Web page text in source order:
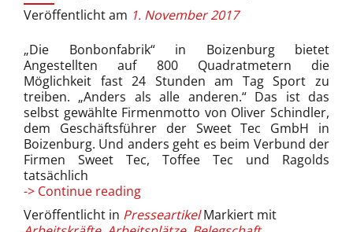
Veröffentlicht am 1. November 2017
„Die Bonbonfabrik“ in Boizenburg bietet
Angestellten auf 800 Quadratmetern die
Möglichkeit fast 24 Stunden am Tag Sport zu
treiben. „Anders als alle anderen.“ Das ist das
selbst gewählte Firmenmotto von Oliver Schindler,
dem Geschäftsführer der Sweet Tec GmbH in
Boizenburg. Und anders geht es beim Verbund der
Firmen Sweet Tec, Toffee Tec und Ragolds
tatsächlich
-> Continue readingEine
Lagerhalle
nur
Veröffentlicht in Presseartikel Markiert mit